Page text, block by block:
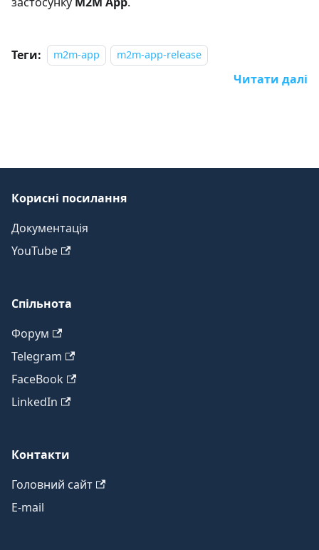
Теги: m2m-app m2m-app-release
Читати далі
Корисні посилання
Документація
YouTube
Спільнота
Форум
Telegram
FaceBook
LinkedIn
Контакти
Головний сайт
E-mail